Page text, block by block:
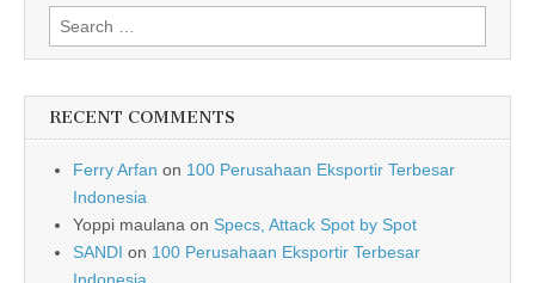
Search for:
RECENT COMMENTS
Ferry Arfan on 100 Perusahaan Eksportir Terbesar
Indonesia
Yoppi maulana on Specs, Attack Spot by Spot
SANDI on 100 Perusahaan Eksportir Terbesar